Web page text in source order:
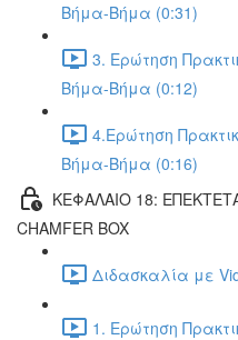
Βήμα-Βήμα (0:31)
3. Ερώτηση
Βήμα-Βήμα (0:12)
4.Ερώτηση
Βήμα-Βήμα (0:16)
ΚΕΦΑΛΑΙΟ 18:
CHAMFER BOX
Διδασκαλία με
1. Ερώτηση